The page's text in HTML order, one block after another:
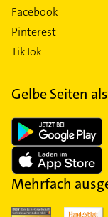
Facebook
Pinterest
TikTok
Gelbe Seiten
Mehrfach